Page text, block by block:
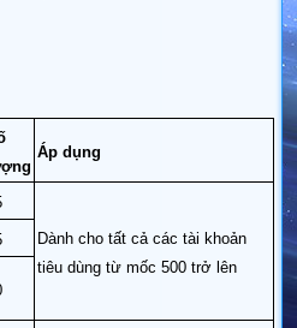
Áp dụng
Dành cho tất cả các tài khoản
tiêu dùng từ mốc 500 trở lên